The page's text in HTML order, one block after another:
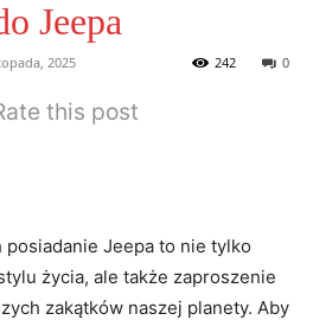
Jeepa
2025 0
242
this post
Jeepa to nie⁣ tylko
życia, ale także zaproszenie
zakątków ​naszej planety. Aby